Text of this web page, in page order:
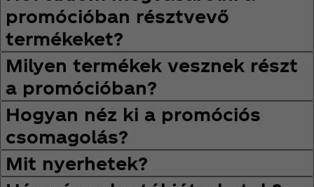
promócióban résztvevő
termékeket?
Milyen termékek vesznek részt
a promócióban?
Hogyan néz ki a promóciós
csomagolás?
Mit nyerhetek?